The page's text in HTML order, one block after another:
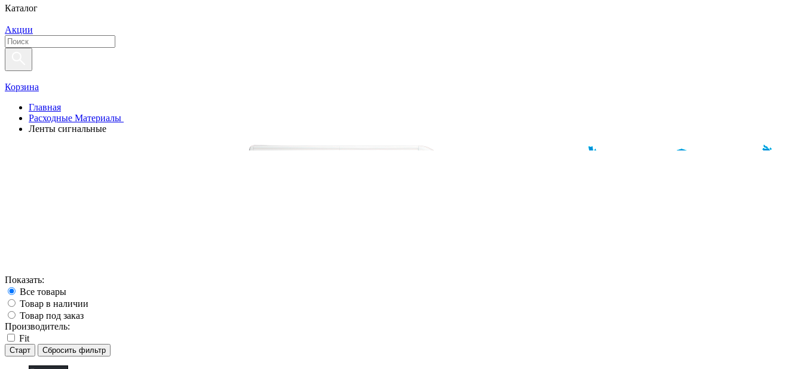
Каталог
Акции
Корзина
Главная
Расходные Материалы
Ленты сигнальные
Показать:
Все товары
Товар в наличии
Товар под заказ
Производитель:
Fit
Старт Сбросить фильтр